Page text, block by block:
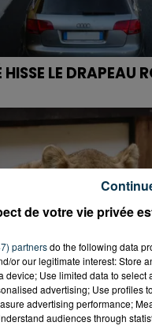
LE DRAPEAU
de votre vie privée
partnersdo the following data
or our legitimate interest: Store
device; Use limited data to select
advertising; Use profiles
advertising performance;
audiences through